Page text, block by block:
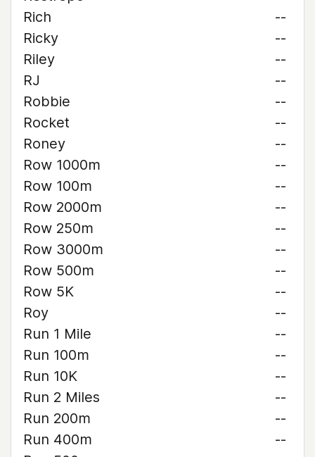
Rich
--
Ricky
--
Riley
--
RJ
--
Robbie
--
Rocket
--
Roney
--
Row 1000m
--
Row 100m
--
Row 2000m
--
Row 250m
--
Row 3000m
--
Row 500m
--
Row 5K
--
Roy
--
Run 1 Mile
--
Run 100m
--
Run 10K
--
Run 2 Miles
--
Run 200m
--
Run 400m
--